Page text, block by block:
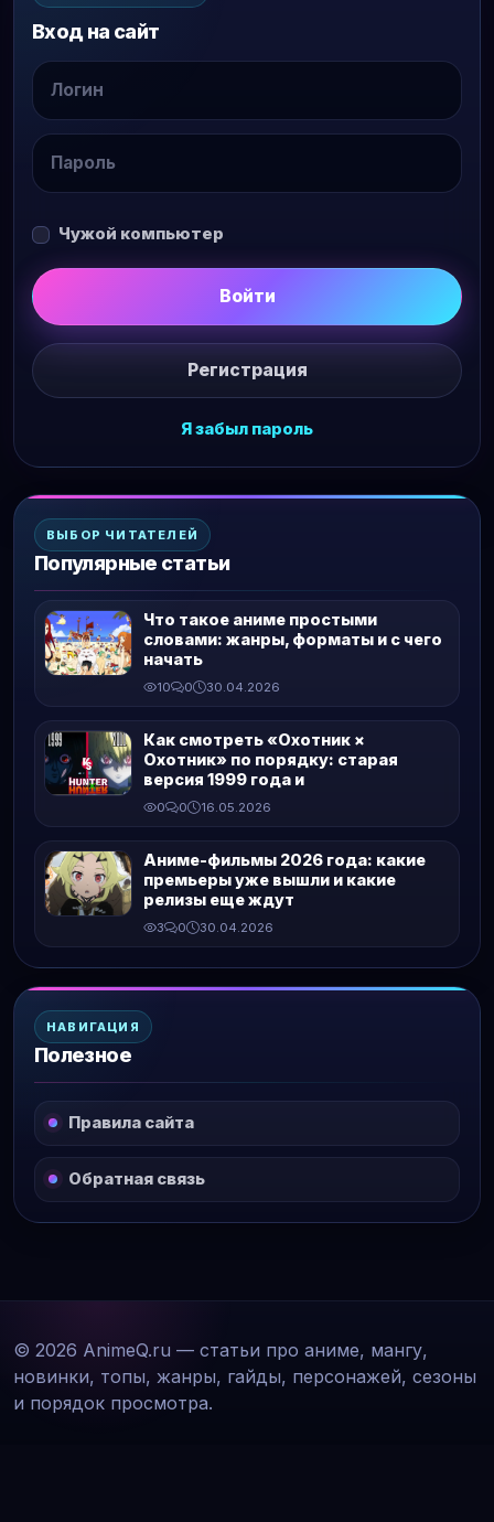
Вход на сайт
Чужой компьютер
Войти
Регистрация
Я забыл пароль
ВЫБОР ЧИТАТЕЛЕЙ
Популярные статьи
Что такое аниме простыми
словами: жанры, форматы и с чего
начать
10 0 30.04.2026
Как смотреть «Охотник ×
Охотник» по порядку: старая
версия 1999 года и
0 0 16.05.2026
Аниме-фильмы 2026 года: какие
премьеры уже вышли и какие
релизы еще ждут
3 0 30.04.2026
НАВИГАЦИЯ
Полезное
Правила сайта
Обратная связь
© 2026 AnimeQ.ru — статьи про аниме, мангу,
новинки, топы, жанры, гайды, персонажей, сезоны
и порядок просмотра.